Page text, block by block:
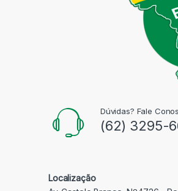
Dúvidas? Fale
(62) 3295-
Localização